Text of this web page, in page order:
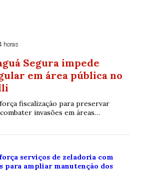
horas
Segura impede
em área pública no
fiscalização para preservar
invasões em áreas